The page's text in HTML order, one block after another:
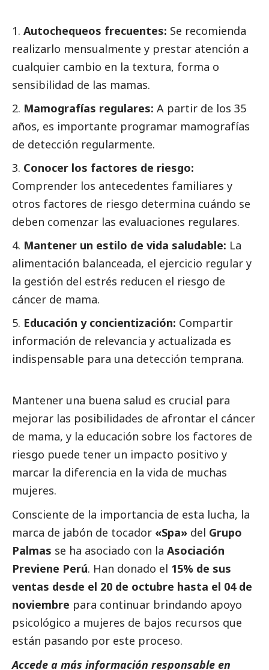
Autochequeos frecuentes: Se recomienda
realizarlo mensualmente y prestar atención a
cualquier cambio en la textura, forma o
sensibilidad de las mamas.
Mamografías regulares: A partir de los 35
años, es importante programar mamografías
de detección regularmente.
Conocer los factores de riesgo:
Comprender los antecedentes familiares y
otros factores de riesgo determina cuándo se
deben comenzar las evaluaciones regulares.
Mantener un estilo de vida saludable: La
alimentación balanceada, el ejercicio regular y
la gestión del estrés reducen el riesgo de
cáncer de mama.
Educación y concientización: Compartir
información de relevancia y actualizada es
indispensable para una detección temprana.
Mantener una buena salud es crucial para
mejorar las posibilidades de afrontar el cáncer
de mama, y la educación sobre los factores de
riesgo puede tener un impacto positivo y
marcar la diferencia en la vida de muchas
mujeres.
Consciente de la importancia de esta lucha, la
marca de jabón de tocador «Spa» del Grupo
Palmas se ha asociado con la Asociación
Previene Perú. Han donado el 15% de sus
ventas desde el 20 de octubre hasta el 04 de
noviembre para continuar brindando apoyo
psicológico a mujeres de bajos recursos que
están pasando por este proceso.
Accede a más información responsable en